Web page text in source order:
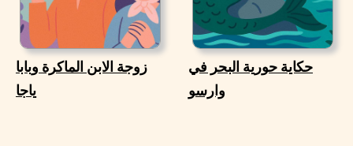
زوجة الابن الماكرة وبابا
ياجا
حكاية حورية البحر في
وارسو